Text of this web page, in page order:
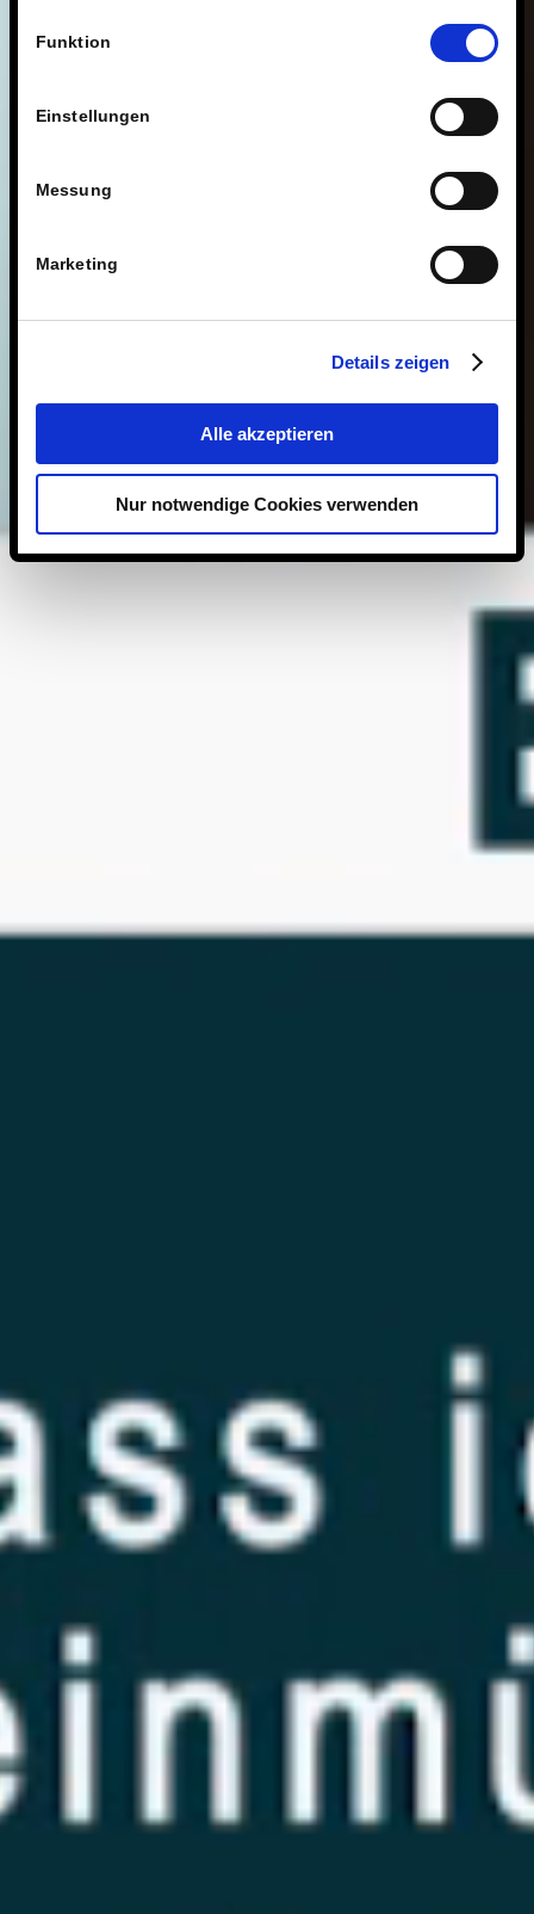
Technologien.
Funktion
Einstellungen
Messung
Marketing
Details zeigen
Alle akzeptieren
Nur notwendige Cookies verwenden